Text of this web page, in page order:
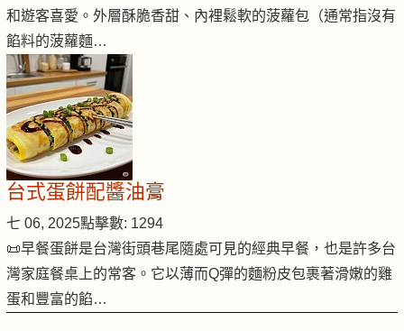
和遊客喜愛。外層酥脆香甜、內裡鬆軟的菠蘿包（通常指沒有
餡料的菠蘿麵…
台式蛋餅配醬油膏
七 06, 2025點擊數: 1294
📜早餐蛋餅是台灣街頭巷尾隨處可見的經典早餐，也是許多台
灣家庭餐桌上的常客。它以薄而Q彈的麵粉皮包裹著滑嫩的雞
蛋和豐富的餡…